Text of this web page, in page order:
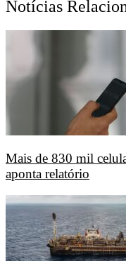
Notícias
Mais de 830 mil
aponta relatório